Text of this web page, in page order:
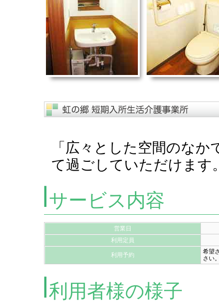
「広々とした空間のな
て過ごしていただけます
サービス内容
営業日
利用定員
利用予約
希望
さい
利用者様の様子